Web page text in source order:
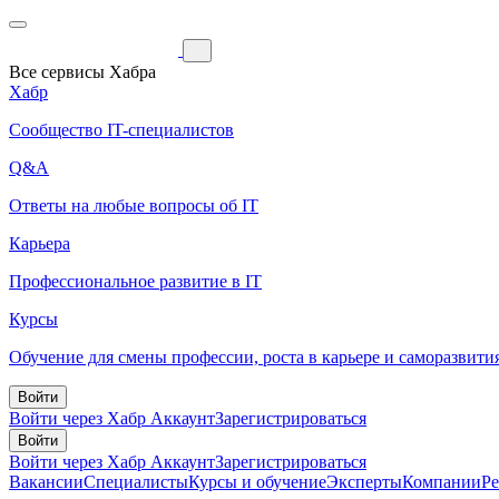
Все сервисы Хабра
Хабр
Сообщество IT-специалистов
Q&A
Ответы на любые вопросы об IT
Карьера
Профессиональное развитие в IT
Курсы
Обучение для смены профессии, роста в карьере и
Войти
Войти через Хабр АккаунтЗарегистрироваться
Войти
Войти через Хабр АккаунтЗарегистрироваться
ВакансииСпециалистыКурсы и обучениеЭкспертыКомпании